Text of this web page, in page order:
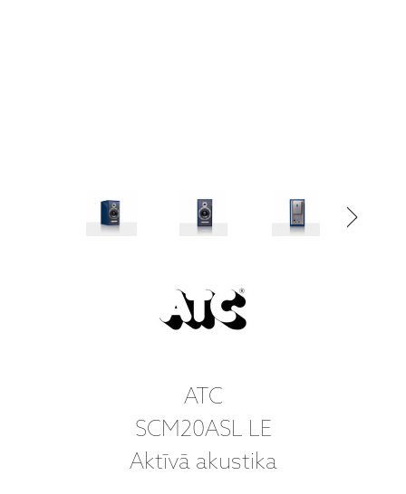
ATC
SCM20ASL LE
Aktīvā akustika